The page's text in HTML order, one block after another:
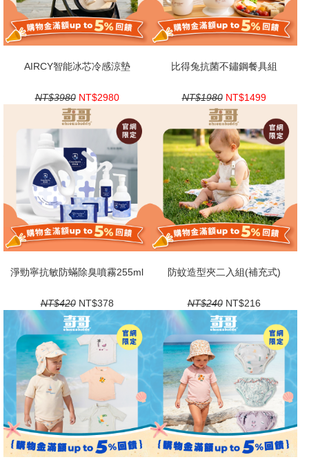
AIRCY智能冰芯冷感涼墊
NT$3980 NT$2980
比得兔抗菌不鏽鋼餐具組
NT$1980 NT$1499
淨勁寧抗敏防蟎除臭噴霧255ml
NT$420 NT$378
防蚊造型夾二入組(補充式)
NT$240 NT$216